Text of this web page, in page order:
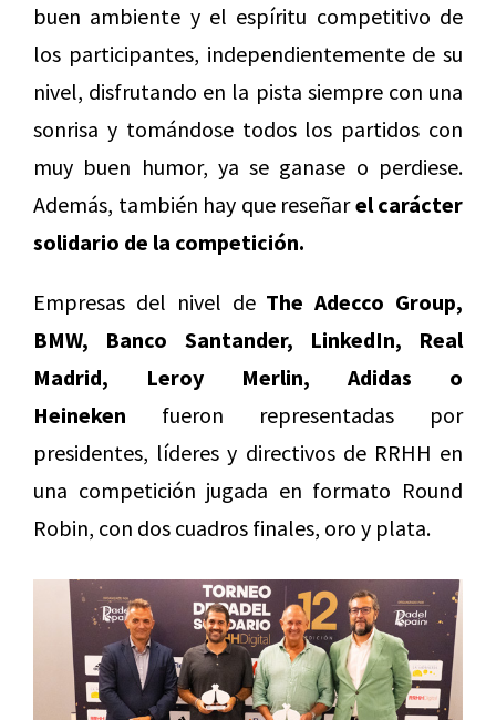
buen ambiente y el espíritu competitivo de
los participantes, independientemente de su
nivel, disfrutando en la pista siempre con una
sonrisa y tomándose todos los partidos con
muy buen humor, ya se ganase o perdiese.
Además, también hay que reseñarel carácter
solidario de la competición.
Empresas del nivel de The Adecco Group,
BMW, Banco Santander, LinkedIn, Real
Madrid, Leroy Merlin, Adidas o
Heineken fueron representadas por
presidentes, líderes y directivos de RRHH en
una competición jugada en formato Round
Robin, con dos cuadros finales, oro y plata.